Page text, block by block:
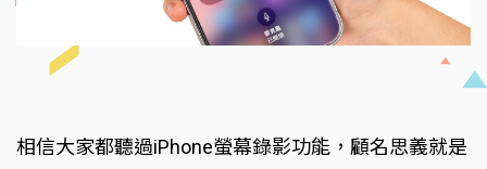
相信大家都聽過iPhone螢幕錄影功能，顧名思義就是